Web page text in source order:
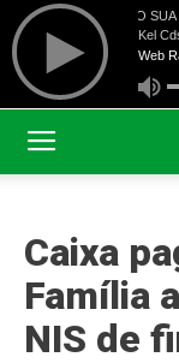
Caixa
Família
NIS de